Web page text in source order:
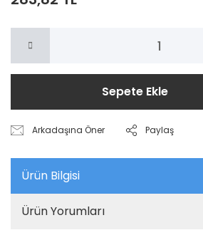
Sepete Ekle
Arkadaşına Öner Paylaş
Ürün Bilgisi
Ürün Yorumları